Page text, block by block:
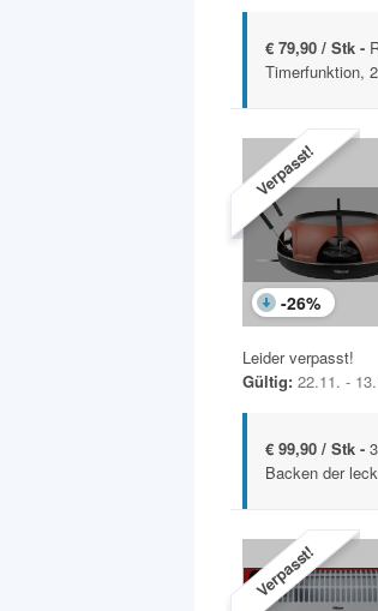
€ 79,90 / Stk -
Timerfunktion,
Verpasst!
-26%
Leider verpasst!
Gültig: 22.11. -
€ 99,90 / Stk -
Backen der
Verpasst!